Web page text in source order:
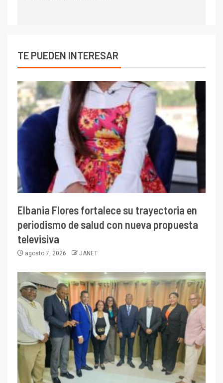
TE PUEDEN INTERESAR
Elbania Flores fortalece su trayectoria en
periodismo de salud con nueva propuesta
televisiva
agosto 7, 2026 JANET